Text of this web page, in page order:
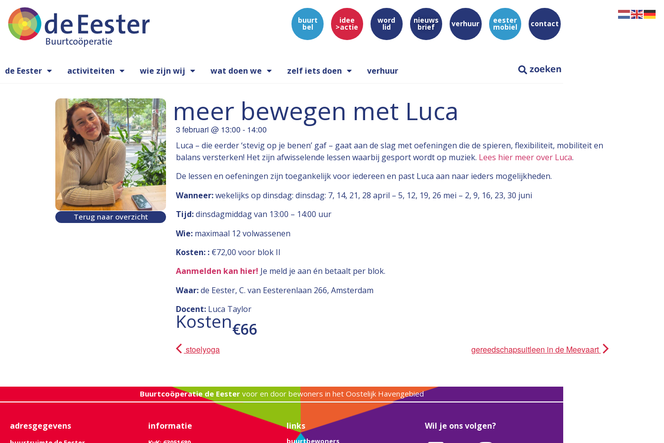
buurt
bel
idee
>actie
word
lid
nieuws
brief verhuur eester
mobiel contact
de Eester activiteiten wie zijn wij wat doen we zelf iets doen verhuur
Terug naar overzicht
meer bewegen met Luca
3 februari @ 13:00 - 14:00
Luca – die eerder ‘stevig op je benen’ gaf – gaat aan de slag met oefeningen die de spieren, flexibiliteit, mobiliteit en
balans versterken! Het zijn afwisselende lessen waarbij gesport wordt op muziek. Lees hier meer over Luca.
De lessen en oefeningen zijn toegankelijk voor iedereen en past Luca aan naar ieders mogelijkheden.
Wanneer:wekelijks op dinsdag: dinsdag: 7, 14, 21, 28 april – 5, 12, 19, 26 mei – 2, 9, 16, 23, 30 juni
Tijd:dinsdagmiddag van 13:00 – 14:00 uur
Wie: maximaal 12 volwassenen
Kosten: : €72,00 voor blok II
Aanmelden kan hier! Je meld je aan én betaalt per blok.
Waar:de Eester, C. van Eesterenlaan 266, Amsterdam
Docent: Luca Taylor
Kosten€66
stoelyoga gereedschapsuitleen in de Meevaart
Buurtcoöperatie de Eestervoor en door bewoners in het Oostelijk Havengebied
adresgegevens informatie links
buurtbewoners
Wil je ons volgen?